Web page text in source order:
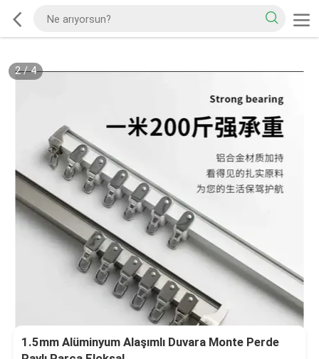
2/4
1.5mm Alüminyum Alaşımlı Duvara Monte Perde